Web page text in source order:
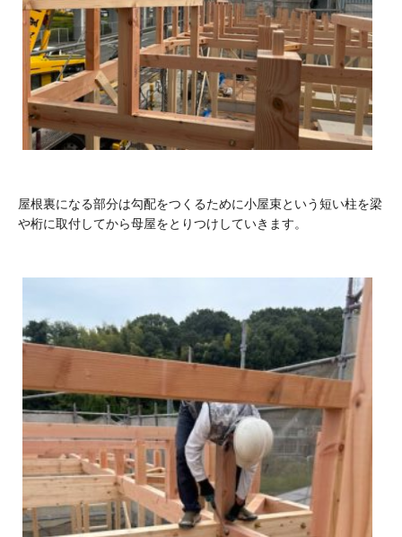
屋根裏になる部分は勾配をつくるために小屋束という短い柱を梁
や桁に取付してから母屋をとりつけしていきます。